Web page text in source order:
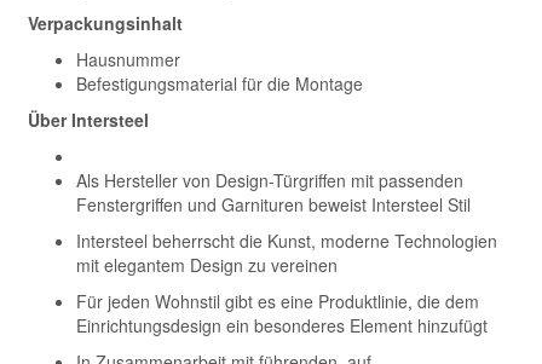
Verpackungsinhalt
Hausnummer
Befestigungsmaterial für die Montage
Über Intersteel
Als Hersteller von Design-Türgriffen mit passenden
Fenstergriffen und Garnituren beweist Intersteel Stil
Intersteel beherrscht die Kunst, moderne Technologien
mit elegantem Design zu vereinen
Für jeden Wohnstil gibt es eine Produktlinie, die dem
Einrichtungsdesign ein besonderes Element hinzufügt